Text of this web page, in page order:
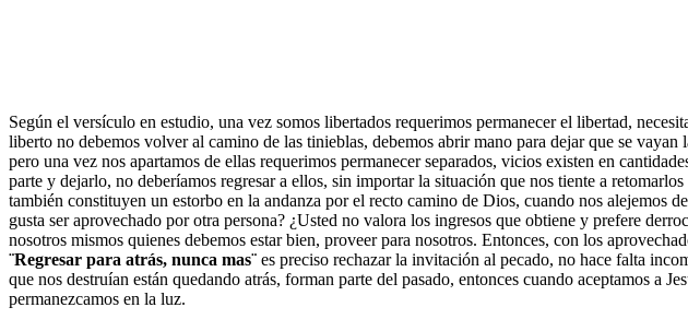
Según el versículo en estudio, una vez somos libertados requerimos permanecer el libertad,
liberto no debemos volver al camino de las tinieblas, debemos abrir mano para dejar que se vayan
pero una vez nos apartamos de ellas requerimos permanecer separados, vicios existen en
parte y dejarlo, no deberíamos regresar a ellos, sin importar la situación que nos tiente a retomarlos
también constituyen un estorbo en la andanza por el recto camino de Dios, cuando nos
gusta ser aprovechado por otra persona? ¿Usted no valora los ingresos que obtiene y prefere
nosotros mismos quienes debemos estar bien, proveer para nosotros. Entonces, con los
¨Regresar para atrás, nunca mas¨ es preciso rechazar la invitación al pecado, no hace falta
que nos destruían están quedando atrás, forman parte del pasado, entonces cuando aceptamos a
permanezcamos en la luz.